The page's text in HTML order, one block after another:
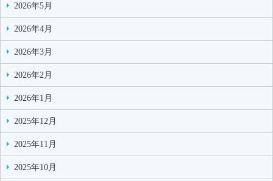
2026年5月
2026年4月
2026年3月
2026年2月
2026年1月
2025年12月
2025年11月
2025年10月